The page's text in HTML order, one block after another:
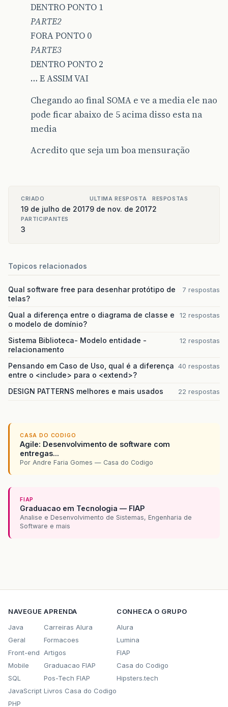
DENTRO PONTO 1
PARTE2
FORA PONTO 0
PARTE3
DENTRO PONTO 2
… E ASSIM VAI
Chegando ao final SOMA e ve a media ele nao
pode ficar abaixo de 5 acima disso esta na
media
Acredito que seja um boa mensuração
CRIADO
19 de julho de 2017
ULTIMA RESPOSTA
9 de nov. de 2017
RESPOSTAS
2
PARTICIPANTES
3
Topicos relacionados
Qual software free para desenhar protótipo de
telas?
7 respostas
Qual a diferença entre o diagrama de classe e
o modelo de domínio?
12 respostas
Sistema Biblioteca- Modelo entidade -
relacionamento
12 respostas
Pensando em Caso de Uso, qual é a diferença
entre o <include> para o <extend>?
40 respostas
DESIGN PATTERNS melhores e mais usados 22 respostas
CASA DO CODIGO
Agile: Desenvolvimento de software com
entregas...
Por Andre Faria Gomes — Casa do Codigo
FIAP
Graduacao em Tecnologia — FIAP
Analise e Desenvolvimento de Sistemas, Engenharia de
Software e mais
NAVEGUE
Java
Geral
Front-end
Mobile
SQL
JavaScript
PHP
APRENDA
Carreiras Alura
Formacoes
Artigos
Graduacao FIAP
Pos-Tech FIAP
Livros Casa do Codigo
CONHECA O GRUPO
Alura
Lumina
FIAP
Casa do Codigo
Hipsters.tech